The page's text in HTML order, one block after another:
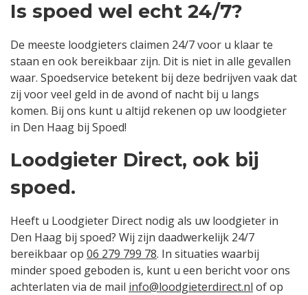
Is spoed wel echt 24/7?
De meeste loodgieters claimen 24/7 voor u klaar te
staan en ook bereikbaar zijn. Dit is niet in alle gevallen
waar. Spoedservice betekent bij deze bedrijven vaak dat
zij voor veel geld in de avond of nacht bij u langs
komen. Bij ons kunt u altijd rekenen op uw loodgieter
in Den Haag bij Spoed!
Loodgieter Direct, ook bij
spoed.
Heeft u Loodgieter Direct nodig als uw loodgieter in
Den Haag bij spoed? Wij zijn daadwerkelijk 24/7
bereikbaar op 06 279 799 78. In situaties waarbij
minder spoed geboden is, kunt u een bericht voor ons
achterlaten via de mail info@loodgieterdirect.nl of op